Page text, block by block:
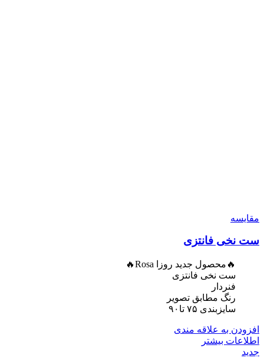
مقایسه
ست نخی فانتزی
🔥محصول جدید روزا Rosa🔥
ست نخی فانتزی
فنردار
رنگ مطابق تصویر
سایزبندی ۷۵ تا۹۰
افزودن به علاقه مندی
اطلاعات بیشتر
جدید